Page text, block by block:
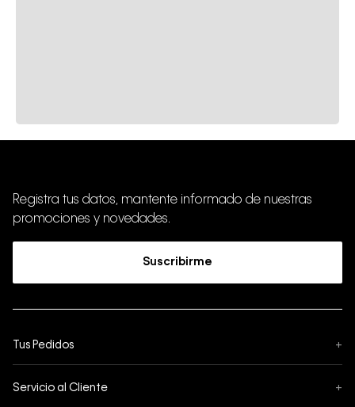
Registra tus datos, mantente informado de nuestras
promociones y novedades.
Suscribirme
Tus Pedidos +
Servicio al Cliente +